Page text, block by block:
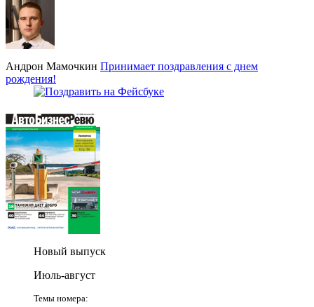
Андрон Мамочкин Принимает поздравления с днем
рождения!
Новый выпуск
Июль-август
Темы номера: